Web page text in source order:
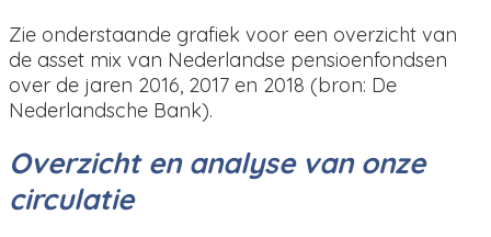
Zie onderstaande grafiek voor een overzicht van
de asset mix van Nederlandse pensioenfondsen
over de jaren 2016, 2017 en 2018 (bron: De
Nederlandsche Bank).
Overzicht en analyse van onze
circulatie